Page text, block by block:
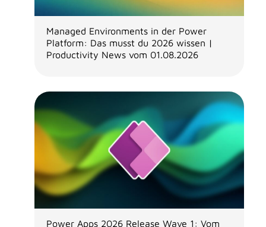
Managed Environments in der Power
Platform: Das musst du 2026 wissen |
Productivity News vom 01.08.2026
Power Apps 2026 Release Wave 1: Vom